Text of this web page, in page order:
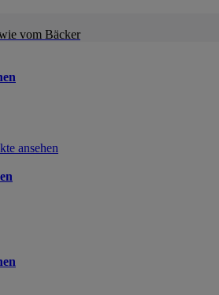
vom Bäcker
ansehen